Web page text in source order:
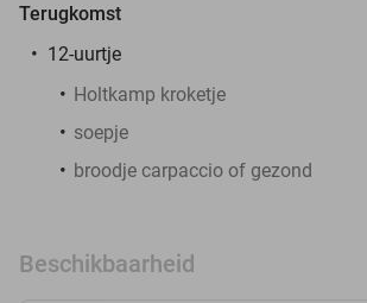
Terugkomst
12-uurtje
Holtkamp kroketje
soepje
broodje carpaccio of gezond
Beschikbaarheid